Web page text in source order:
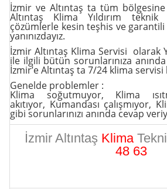
İzmir ve Altıntaş ta tüm
Altıntaş Klima Yıldırım teknik
çözümlerle kesin teşhis ve
yanınızdayız.
İzmir Altıntaş Klima Servisi olarak
ile ilgili bütün sorunlarınıza
İzmir’e Altıntaş ta 7/24 klima
Genelde problemler :
Klima soğutmuyor, Klima
akıtıyor, Kumandası çalışmıyor,
gibi sorunlarınızı anında cevap
İzmir Altıntaş Klima
48 63